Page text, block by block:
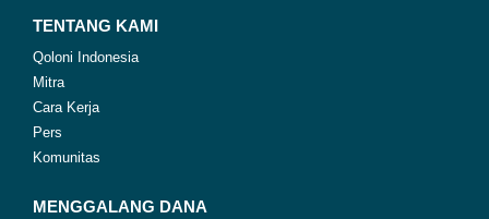
TENTANG KAMI
Qoloni Indonesia
Mitra
Cara Kerja
Pers
Komunitas
MENGGALANG DANA